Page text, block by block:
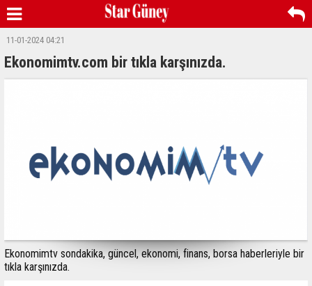
11-01-2024 04:21
Ekonomimtv.com bir tıkla karşınızda.
Ekonomimtv sondakika, güncel, ekonomi, finans, borsa haberleriyle bir
tıkla karşınızda.